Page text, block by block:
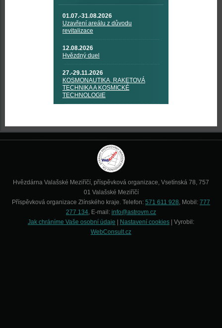
01.07.-31.08.2026
Uzavření areálu z důvodu
revitalizace
12.08.2026
Hvězdný duel
27.-29.11.2026
KOSMONAUTIKA, RAKETOVÁ
TECHNIKA A KOSMICKÉ
TECHNOLOGIE
Hvězdárna Valašské Meziříčí, příspěvková organizace, Vsetínská 78, 757
01 Valašské Meziříčí
Příspěvková organizace Zlínského kraje. Telefon: 571 611 928, Mobil: 777
277 134, E-mail: info@astrovm.cz
Jak chráníme Vaše osobní údaje
Nastavení cookies | Vyrobil:
WebConsult.cz